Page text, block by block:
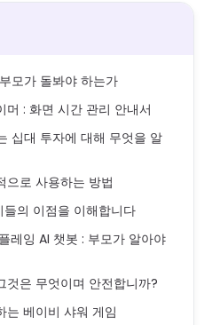
모가 돌봐야 하는가
머 : 화면 시간 관리 안내서
십대 투자에 대해 무엇을 알
으로 사용하는 방법
의 이점을 이해합니다
레잉 AI 챗봇 : 부모가 알아야
것은 무엇이며 안전합니까?
는 베이비 샤워 게임